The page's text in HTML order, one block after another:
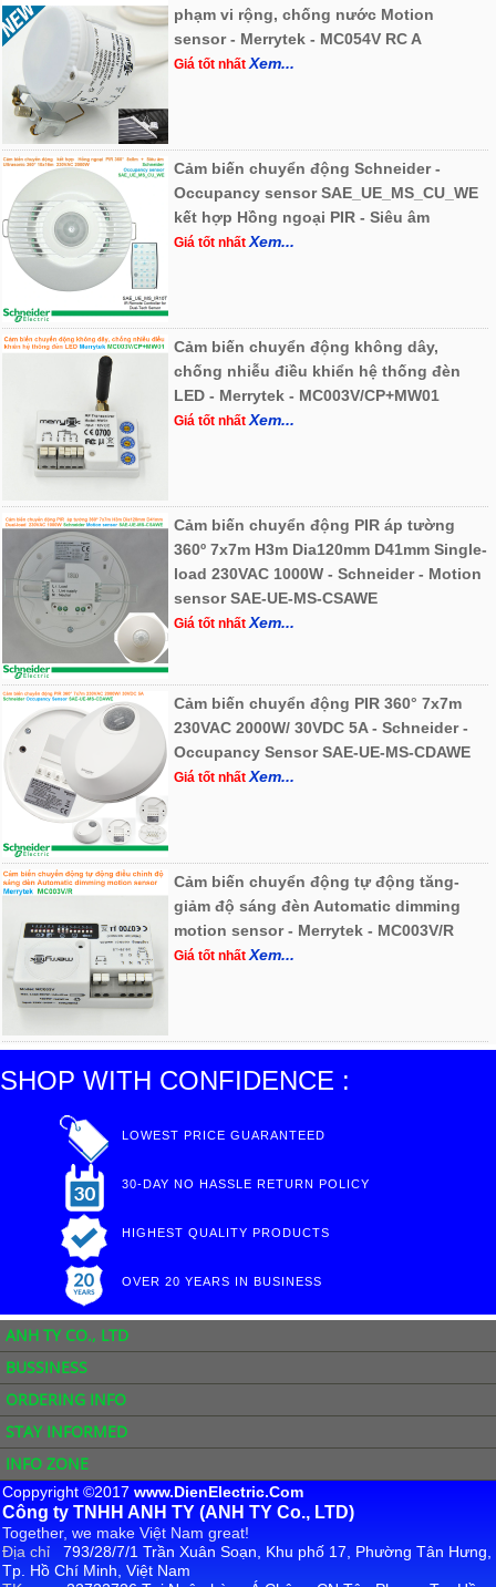
phạm vi rộng, chống nước Motion
sensor - Merrytek - MC054V RC A
Giá tốt nhấtXem...
Cảm biến chuyển động Schneider -
Occupancy sensor SAE_UE_MS_CU_WE
kết hợp Hồng ngoại PIR - Siêu âm
Giá tốt nhấtXem...
Cảm biến chuyển động không dây,
chống nhiễu điều khiển hệ thống đèn
LED - Merrytek - MC003V/CP+MW01
Giá tốt nhấtXem...
Cảm biến chuyển động PIR áp tường
360º 7x7m H3m Dia120mm D41mm Single-
load 230VAC 1000W - Schneider - Motion
sensor SAE-UE-MS-CSAWE
Giá tốt nhấtXem...
Cảm biến chuyển động PIR 360° 7x7m
230VAC 2000W/ 30VDC 5A - Schneider -
Occupancy Sensor SAE-UE-MS-CDAWE
Giá tốt nhấtXem...
Cảm biến chuyển động tự động tăng-
giảm độ sáng đèn Automatic dimming
motion sensor - Merrytek - MC003V/R
Giá tốt nhấtXem...
SHOP WITH CONFIDENCE :
LOWEST PRICE GUARANTEED
30-DAY NO HASSLE RETURN POLICY
HIGHEST QUALITY PRODUCTS
OVER 20 YEARS IN BUSINESS
ANH TY CO., LTD
BUSSINESS
ORDERING INFO
STAY INFORMED
INFO ZONE
Coppyright ©2017www.DienElectric.Com
Công ty TNHH ANH TY (ANH TY Co., LTD)
Together, we make Việt Nam great!
Địa chỉ793/28/7/1 Trần Xuân Soạn, Khu phố 17, Phường Tân Hưng,
Tp. Hồ Chí Minh, Việt Nam